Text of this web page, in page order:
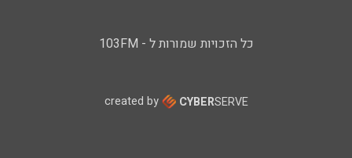
כל הזכויות שמורות ל - 103FM
created by CYBERSERVE